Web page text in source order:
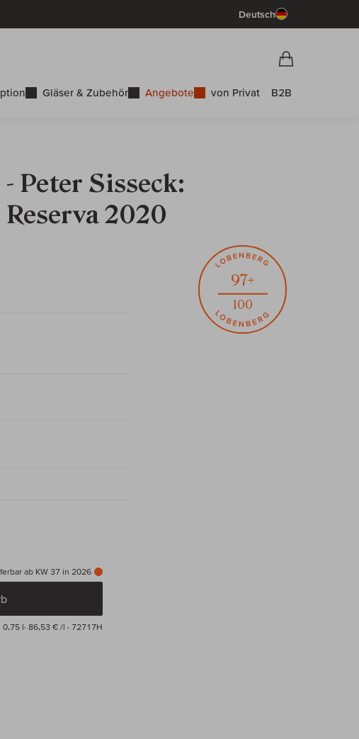
Deutsch
Gläser & Zubehör Angebote von Privat B2B
Peter Sisseck:
2020
97+
100
ab KW 37 in 2026
0,75 l· 86,53 € /l · 72717H